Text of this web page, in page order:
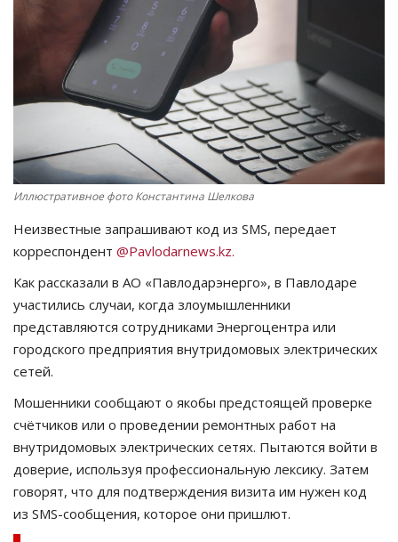
СПЕЦПРОЕКТЫ
СПОРТ
Чек-лист
РАЗВЛЕЧЕНИЯ
OFFICIAL
Курултай
Язык
Қазақша Русский
Иллюстративное фото Константина Шелкова
Неизвестные запрашивают код из SMS, передает
корреспондент @Pavlodarnews.kz.
Как рассказали в АО «Павлодарэнерго», в Павлодаре
участились случаи, когда злоумышленники
представляются сотрудниками Энергоцентра или
городского предприятия внутридомовых электрических
сетей.
Мошенники сообщают о якобы предстоящей проверке
счётчиков или о проведении ремонтных работ на
внутридомовых электрических сетях. Пытаются войти в
доверие, используя профессиональную лексику. Затем
говорят, что для подтверждения визита им нужен код
из SMS-сообщения, которое они пришлют.